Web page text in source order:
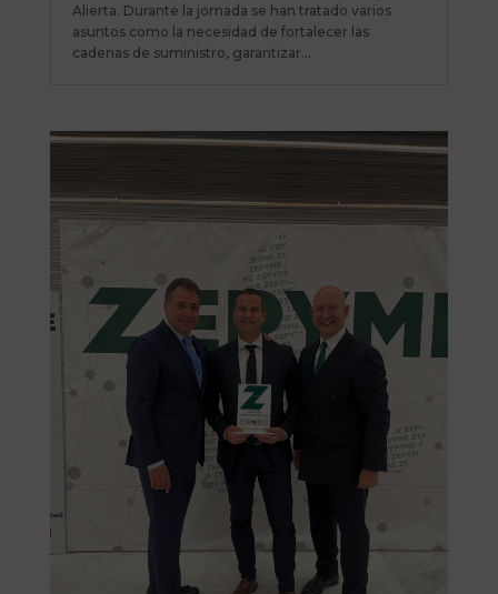
Alierta. Durante la jornada se han tratado varios
asuntos como la necesidad de fortalecer las
cadenas de suministro, garantizar...